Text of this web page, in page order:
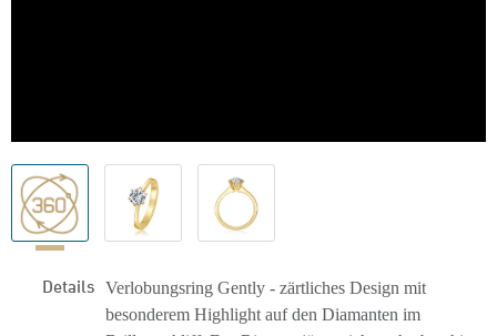
Details Verlobungsring Gently - zärtliches Design mit
besonderem Highlight auf den Diamanten im